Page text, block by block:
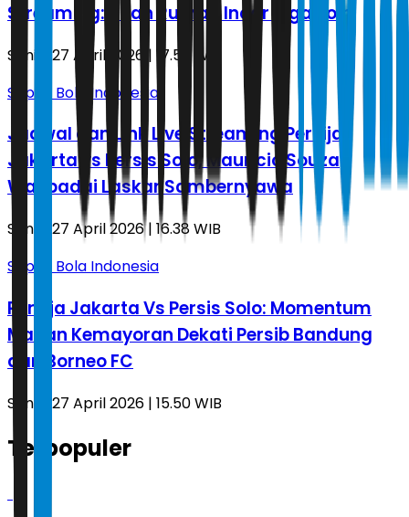
Streaming: Tuan Rumah Incar Tiga Poin
Senin, 27 April 2026 | 17.57 WIB
Sepak Bola Indonesia
Jadwal dan Link Live Streaming Persija
Jakarta vs Persis Solo, Mauricio Souza
Waspadai Laskar Sambernyawa
Senin, 27 April 2026 | 16.38 WIB
Sepak Bola Indonesia
Persija Jakarta Vs Persis Solo: Momentum
Macan Kemayoran Dekati Persib Bandung
dan Borneo FC
Senin, 27 April 2026 | 15.50 WIB
Terpopuler